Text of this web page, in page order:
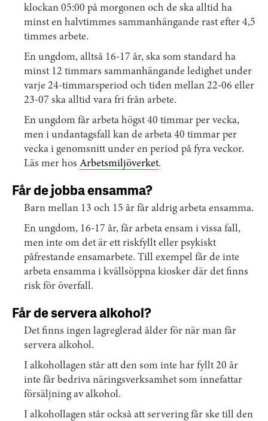
klockan 05:00 på morgonen och de ska alltid ha
minst en halvtimmes sammanhängande rast efter 4,5
timmes arbete.
En ungdom, alltså 16-17 år, ska som standard ha
minst 12 timmars sammanhängande ledighet under
varje 24-timmarsperiod och tiden mellan 22-06 eller
23-07 ska alltid vara fri från arbete.
En ungdom får arbeta högst 40 timmar per vecka,
men i undantagsfall kan de arbeta 40 timmar per
vecka i genomsnitt under en period på fyra veckor.
Läs mer hos Arbetsmiljöverket.
Får de jobba ensamma?
Barn mellan 13 och 15 år får aldrig arbeta ensamma.
En ungdom, 16-17 år, får arbeta ensam i vissa fall,
men inte om det är ett riskfyllt eller psykiskt
påfrestande ensamarbete. Till exempel får de inte
arbeta ensamma i kvällsöppna kiosker där det finns
risk för överfall.
Får de servera alkohol?
Det finns ingen lagreglerad ålder för när man får
servera alkohol.
I alkohollagen står att den som inte har fyllt 20 år
inte får bedriva näringsverksamhet som innefattar
försäljning av alkohol.
I alkohollagen står också att servering får ske till den